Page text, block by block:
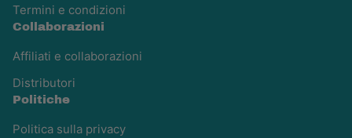
Termini e condizioni
Collaborazioni
Affiliati e collaborazioni
Distributori
Politiche
Politica sulla privacy